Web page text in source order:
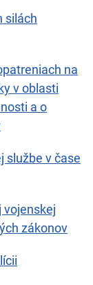
silách
na
v oblasti
a o
službe v čase
vojenskej
zákonov